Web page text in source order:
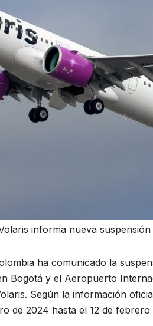
informa nueva
ha comunicado la
Bogotá y el Aeropuerto
Según la información
de 2024 hasta el 12 de febrero